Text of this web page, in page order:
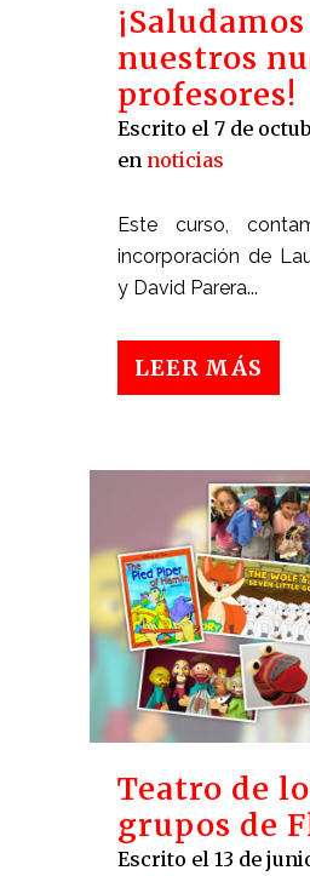
¡Saludamos
nuestros
profesores!
Escrito el 7 de
en noticias
Este curso,
incorporación de
y David Parera...
LEER MÁS
Teatro de
grupos de
Escrito el 13 de